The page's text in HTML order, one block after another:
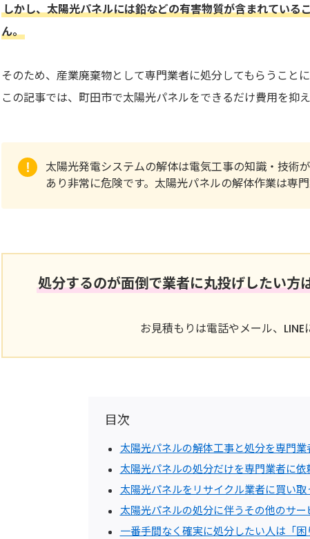
しかし、太陽光パネルには鉛などの有害物質が含まれてい
ん。
そのため、産業廃棄物として専門業者に処分してもらうことに
この記事では、町田市で太陽光パネルをできるだけ費用を抑
太陽光発電システムの解体は電気工事の知識・技術
あり非常に危険です。太陽光パネルの解体作業は専
処分するのが面倒で業者に丸投げしたい方
お見積もりは電話やメール、LINE
目次
太陽光パネルの解体工事と処分を専門業
太陽光パネルの処分だけを専門業者に依
太陽光パネルをリサイクル業者に買い取
太陽光パネルの処分に伴うその他のサ
一番手間なく確実に処分したい人は「